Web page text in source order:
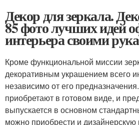
Декор для зеркала.
85 фото лучших идей
интерьера своими
Кроме функциональной миссии
декоративным украшением всего
независимо от его
приобретают в готовом виде, и
выпускается в основном
можно приобрести и